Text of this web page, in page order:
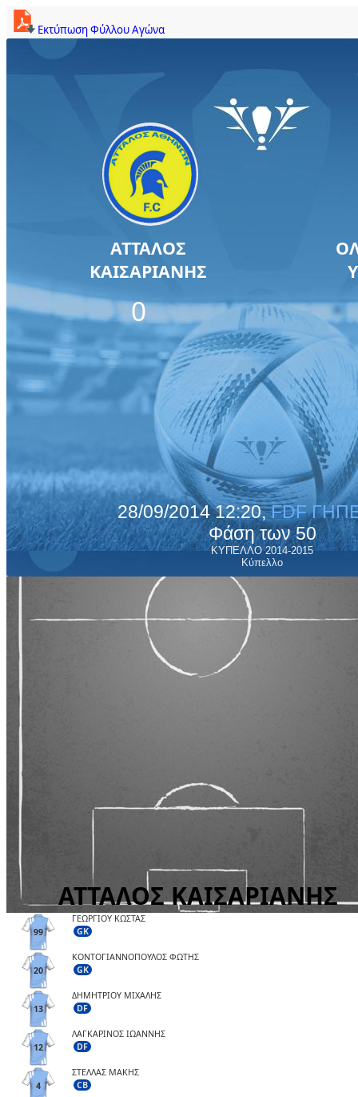
Εκτύπωση Φύλλου Αγώνα
ΑΤΤΑΛΟΣ
ΚΑΙΣΑΡΙΑΝΗΣ
0
28/09/2014 12:20,FDF
Φάση των 50
ΚΥΠΕΛΛΟ 2014-2015
Κύπελλο
99
ΓΕΩΡΓΙΟΥ ΚΩΣΤΑΣ
GK
20
ΚΟΝΤΟΓΙΑΝΝΟΠΟΥΛΟΣ ΦΩΤΗΣ
GK
13
ΔΗΜΗΤΡΙΟΥ ΜΙΧΑΛΗΣ
DF
12
ΛΑΓΚΑΡΙΝΟΣ ΙΩΑΝΝΗΣ
DF
4
ΣΤΕΛΛΑΣ ΜΑΚΗΣ
CB